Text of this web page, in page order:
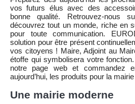
vos futurs élus avec des
bonne qualité. Retrouvez-nous
découvrez tout un monde, riche en
pour toute communication.
solution pour être présent
vos citoyens ! Maire, Adjoint au
étoffe qui symbolisera votre
notre page web et commandez
aujourd’hui, les produits pour la
Une mairie moderne